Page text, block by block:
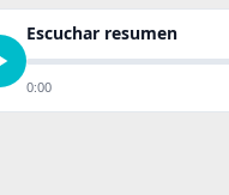
Escuchar resumen
0:00